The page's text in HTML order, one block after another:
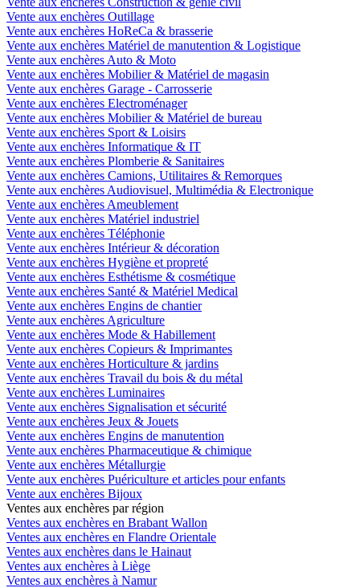
Vente aux enchères Outillage
Vente aux enchères HoReCa & brasserie
Vente aux enchères Matériel de manutention & Logistique
Vente aux enchères Auto & Moto
Vente aux enchères Mobilier & Matériel de magasin
Vente aux enchères Garage - Carrosserie
Vente aux enchères Electroménager
Vente aux enchères Mobilier & Matériel de bureau
Vente aux enchères Sport & Loisirs
Vente aux enchères Informatique & IT
Vente aux enchères Plomberie & Sanitaires
Vente aux enchères Camions, Utilitaires & Remorques
Vente aux enchères Audiovisuel, Multimédia & Electronique
Vente aux enchères Ameublement
Vente aux enchères Matériel industriel
Vente aux enchères Téléphonie
Vente aux enchères Intérieur & décoration
Vente aux enchères Hygiène et propreté
Vente aux enchères Esthétisme & cosmétique
Vente aux enchères Santé & Matériel Medical
Vente aux enchères Engins de chantier
Vente aux enchères Agriculture
Vente aux enchères Mode & Habillement
Vente aux enchères Copieurs & Imprimantes
Vente aux enchères Horticulture & jardins
Vente aux enchères Travail du bois & du métal
Vente aux enchères Luminaires
Vente aux enchères Signalisation et sécurité
Vente aux enchères Jeux & Jouets
Vente aux enchères Engins de manutention
Vente aux enchères Pharmaceutique & chimique
Vente aux enchères Métallurgie
Vente aux enchères Puériculture et articles pour enfants
Vente aux enchères Bijoux
Ventes aux enchères par région
Ventes aux enchères en Brabant Wallon
Ventes aux enchères en Flandre Orientale
Ventes aux enchères dans le Hainaut
Ventes aux enchères à Liège
Ventes aux enchères à Namur